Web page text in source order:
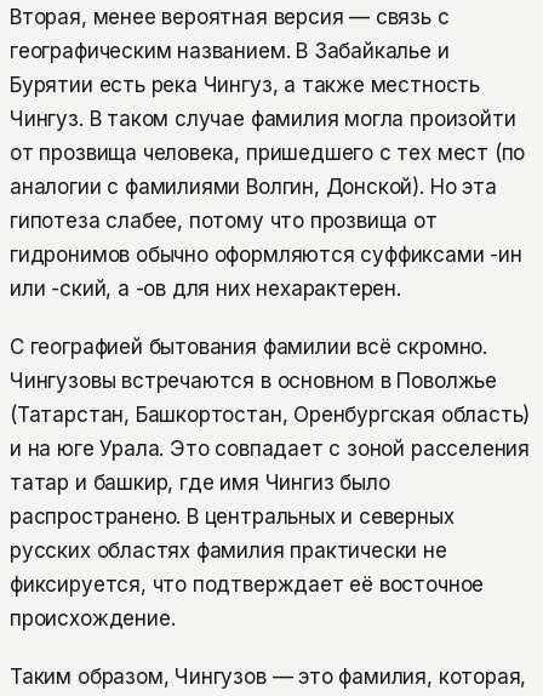
Вторая, менее вероятная версия — связь с
географическим названием. В Забайкалье и
Бурятии есть река Чингуз, а также местность
Чингуз. В таком случае фамилия могла произойти
от прозвища человека, пришедшего с тех мест (по
аналогии с фамилиями Волгин, Донской). Но эта
гипотеза слабее, потому что прозвища от
гидронимов обычно оформляются суффиксами -ин
или -ский, а -ов для них нехарактерен.
С географией бытования фамилии всё скромно.
Чингузовы встречаются в основном в Поволжье
(Татарстан, Башкортостан, Оренбургская область)
и на юге Урала. Это совпадает с зоной расселения
татар и башкир, где имя Чингиз было
распространено. В центральных и северных
русских областях фамилия практически не
фиксируется, что подтверждает её восточное
происхождение.
Таким образом, Чингузов — это фамилия, которая,